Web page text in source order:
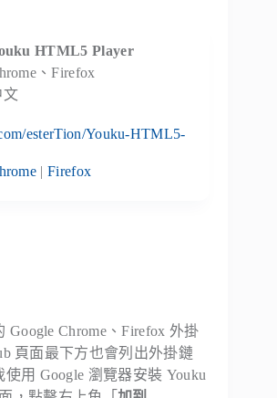
HTML5 Player
、Firefox
文
esterTion/Youku-HTML5-
|Firefox
Google Chrome、Firefox 外掛
頁面最下方也會列出外掛鏈
用 Google 瀏覽器安裝 Youku